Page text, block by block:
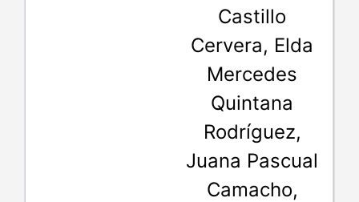
Castillo
Cervera, Elda
Mercedes
Quintana
Rodríguez,
Juana Pascual
Camacho,